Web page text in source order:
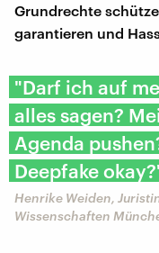
Grundrechte
garantieren und
"Darf ich auf
alles sagen?
Agenda
Deepfake
Henrike Weiden,
Wissenschaften